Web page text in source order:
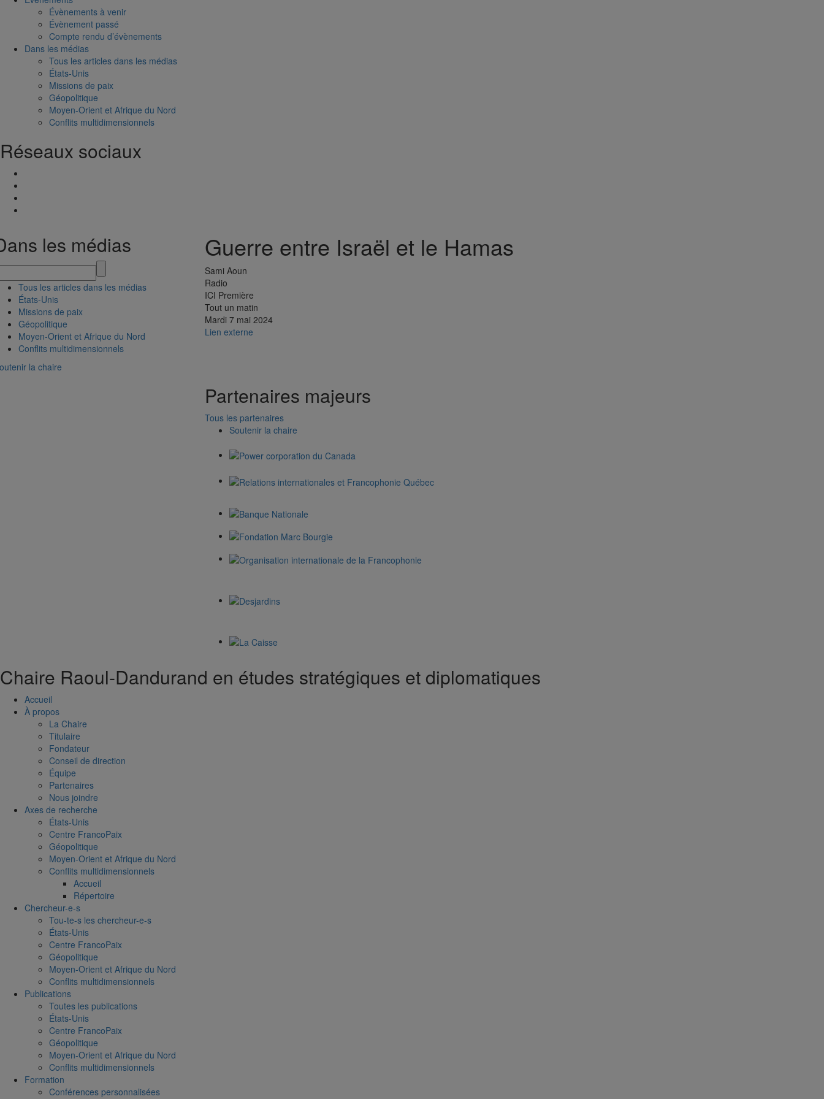
Évènements à venir
Évènement passé
Compte rendu d’évènements
Dans les médias
Tous les articles dans les médias
États-Unis
Missions de paix
Géopolitique
Moyen-Orient et Afrique du Nord
Conflits multidimensionnels
Réseaux sociaux
les médias
Tous les articles dans les médias
États-Unis
Missions de paix
Géopolitique
Moyen-Orient et Afrique du Nord
Conflits multidimensionnels
la chaire
Guerre entre Israël et le Hamas
Sami Aoun
Radio
ICI Première
Tout un matin
Mardi 7 mai 2024
Lien externe
Partenaires majeurs
Tous les partenaires
Soutenir la chaire
Chaire Raoul-Dandurand en études stratégiques et diplomatiques
Accueil
À propos
La Chaire
Titulaire
Fondateur
Conseil de direction
Équipe
Partenaires
Nous joindre
Axes de recherche
États-Unis
Centre FrancoPaix
Géopolitique
Moyen-Orient et Afrique du Nord
Conflits multidimensionnels
Accueil
Répertoire
Chercheur-e-s
Tou-te-s les chercheur-e-s
États-Unis
Centre FrancoPaix
Géopolitique
Moyen-Orient et Afrique du Nord
Conflits multidimensionnels
Publications
Toutes les publications
États-Unis
Centre FrancoPaix
Géopolitique
Moyen-Orient et Afrique du Nord
Conflits multidimensionnels
Formation
Conférences personnalisées